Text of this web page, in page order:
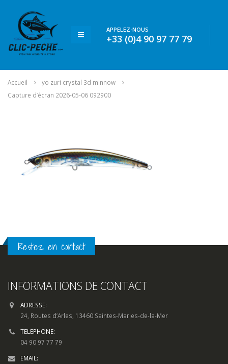
APPELEZ-NOUS
+33 (0)4 90 97 77 79
Accueil
yo zuri crystal 3d minnow
Capture d’écran 2026-05-06 092900
Restez en contact
INFORMATIONS DE CONTACT
ADRESSE:
24, Routes d’Arles, 13460 Saintes-Maries-de-la-Mer
TELEPHONE:
04 90 97 77 79
EMAIL: